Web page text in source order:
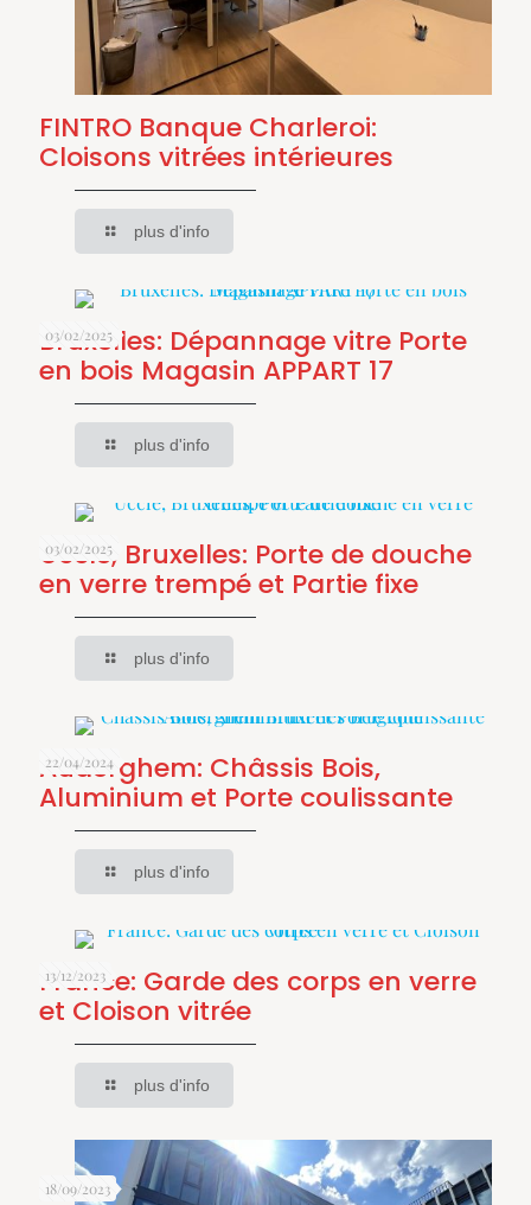
FINTRO Banque Charleroi:
Cloisons vitrées intérieures
plus d'info
03/02/2025
Bruxelles: Dépannage vitre Porte
en bois Magasin APPART 17
plus d'info
03/02/2025
Uccle, Bruxelles: Porte de douche
en verre trempé et Partie fixe
plus d'info
22/04/2024
Auderghem: Châssis Bois,
Aluminium et Porte coulissante
plus d'info
13/12/2023
France: Garde des corps en verre
et Cloison vitrée
plus d'info
18/09/2023